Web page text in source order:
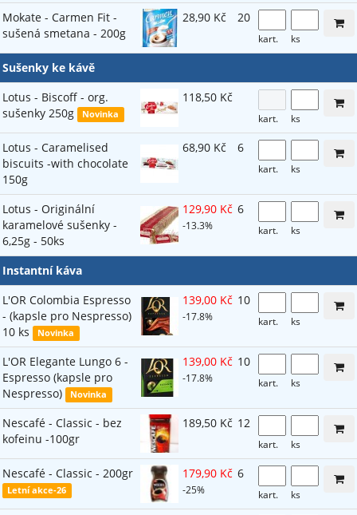
Mokate - Carmen Fit -
sušená smetana - 200g
28,90 Kč 20
kart. ks
Sušenky ke kávě
Lotus - Biscoff - org.
sušenky 250g
Novinka
118,50 Kč
kart. ks
Lotus - Caramelised
biscuits -with chocolate
150g
68,90 Kč 6
kart. ks
Lotus - Originální
karamelové sušenky -
6,25g - 50ks
129,90 Kč
-13.3%
6
kart. ks
Instantní káva
L'OR Colombia Espresso
- (kapsle pro Nespresso)
10 ks
Novinka
139,00 Kč
-17.8%
10
kart. ks
L'OR Elegante Lungo 6 -
Espresso (kapsle pro
Nespresso)
Novinka
139,00 Kč
-17.8%
10
kart. ks
Nescafé - Classic - bez
kofeinu -100gr
189,50 Kč 12
kart. ks
Nescafé - Classic - 200gr
Letní akce-26
179,90 Kč
-25%
6
kart. ks